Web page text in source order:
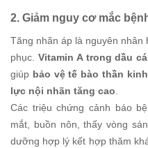
2. Giảm nguy cơ mắc
Tăng nhãn áp là nguyên
phục. Vitamin A trong dầu cá
giúp bảo vệ tế bào thần
lực nội nhãn tăng cao
Các triệu chứng cảnh báo
mắt, buồn nôn, thấy vòng
dưỡng hợp lý kết hợp thăm